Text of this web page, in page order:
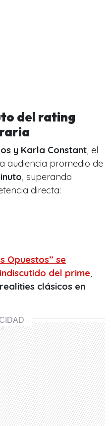
del rating
y Karla Constant, el
audiencia promedio de
, superando
directa:
Opuestos” se
del prime,
realities clásicos en